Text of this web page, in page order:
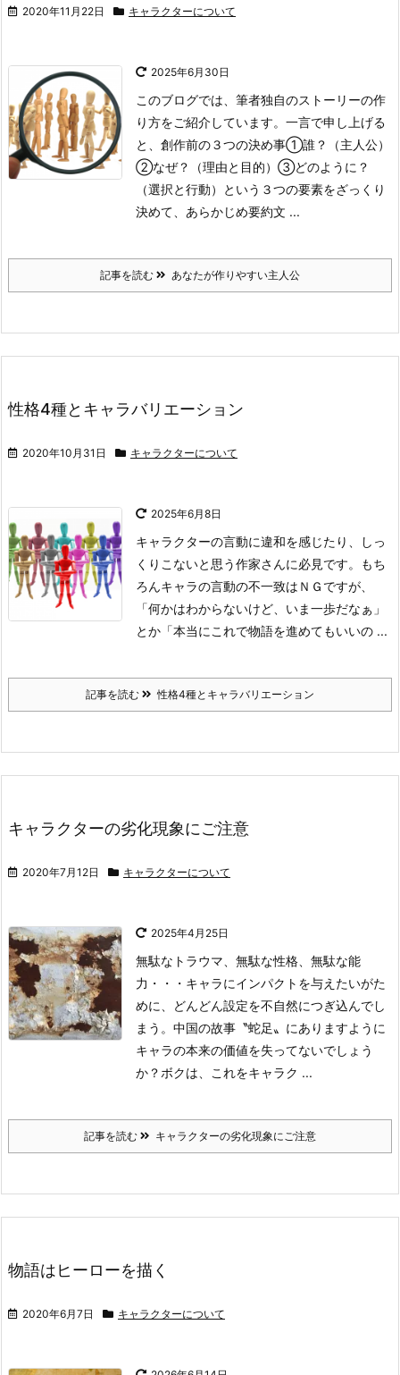
2020年11月22日 キャラクターについて
2025年6月30日
このブログでは、筆者独自のストーリーの作
り方をご紹介しています。 一言で申し上げる
と、創作前の３つの決め事①誰？（主人公）
②なぜ？（理由と目的）③どのように？
（選択と行動）という３つの要素をざっくり
決めて、あらかじめ要約文 ...
記事を読む あなたが作りやすい主人公
性格4種とキャラバリエーション
2020年10月31日 キャラクターについて
2025年6月8日
キャラクターの言動に違和を感じたり、しっ
くりこないと思う作家さんに必見です。
もち
ろんキャラの言動の不一致はＮＧですが、
「何かはわからないけど、いま一歩だなぁ」
とか 「本当にこれで物語を進めてもいいの ...
記事を読む 性格4種とキャラバリエーション
キャラクターの劣化現象にご注意
2020年7月12日 キャラクターについて
2025年4月25日
無駄なトラウマ、無駄な性格、無駄な能
力・・・キャラにインパクトを与えたいがた
めに、どんどん設定を不自然につぎ込んでし
まう。中国の故事〝蛇足〟にありますように
キャラの本来の価値を失ってないでしょう
か？ ボクは、これをキャラク ...
記事を読む キャラクターの劣化現象にご注意
物語はヒーローを描く
2020年6月7日 キャラクターについて